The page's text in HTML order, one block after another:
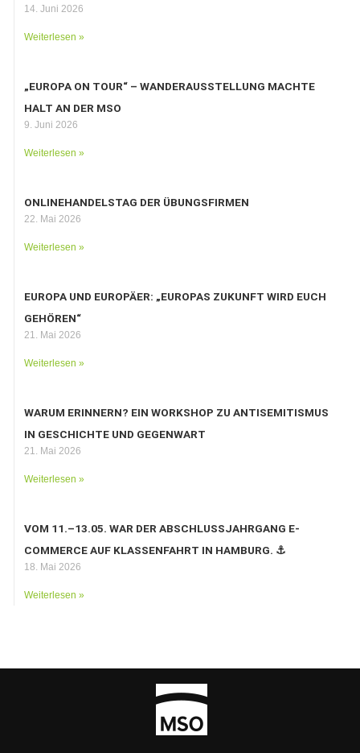
14. Juni 2026
Weiterlesen »
„EUROPA ON TOUR“ – WANDERAUSSTELLUNG MACHTE
HALT AN DER MSO
9. Juni 2026
Weiterlesen »
ONLINEHANDELSTAG DER ÜBUNGSFIRMEN
22. Mai 2026
Weiterlesen »
EUROPA UND EUROPÄER: „EUROPAS ZUKUNFT WIRD EUCH
GEHÖREN“
21. Mai 2026
Weiterlesen »
WARUM ERINNERN? EIN WORKSHOP ZU ANTISEMITISMUS
IN GESCHICHTE UND GEGENWART
21. Mai 2026
Weiterlesen »
VOM 11.–13.05. WAR DER ABSCHLUSSJAHRGANG E-
COMMERCE AUF KLASSENFAHRT IN HAMBURG. ⚓️
18. Mai 2026
Weiterlesen »